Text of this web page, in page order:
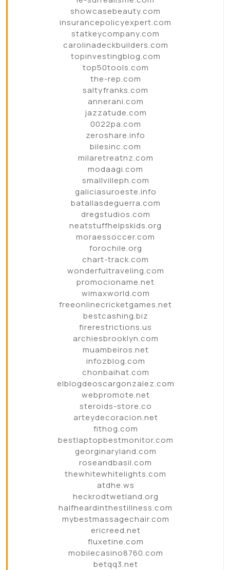
showcasebeauty.com
insurancepolicyexpert.com
statkeycompany.com
carolinadeckbuilders.com
topinvestingblog.com
top50tools.com
the-rep.com
saltyfranks.com
annerani.com
jazzatude.com
0022pa.com
zeroshare.info
bilesinc.com
milaretreatnz.com
modaagi.com
smallvilleph.com
galiciasuroeste.info
batallasdeguerra.com
dregstudios.com
neatstuffhelpskids.org
moraessoccer.com
forochile.org
chart-track.com
wonderfultraveling.com
promocioname.net
wimaxworld.com
freeonlinecricketgames.net
bestcashing.biz
firerestrictions.us
archiesbrooklyn.com
muambeiros.net
infozblog.com
chonbaihat.com
elblogdeoscargonzalez.com
webpromote.net
steroids-store.co
arteydecoracion.net
fithog.com
bestlaptopbestmonitor.com
georginaryland.com
roseandbasil.com
thewhitewhitelights.com
atdhe.ws
heckrodtwetland.org
halfheardinthestillness.com
mybestmassagechair.com
ericreed.net
fluxetine.com
mobilecasino8760.com
betqq3.net